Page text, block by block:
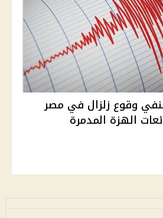
وقوع زلزال في مصر
الهزة المدمرة